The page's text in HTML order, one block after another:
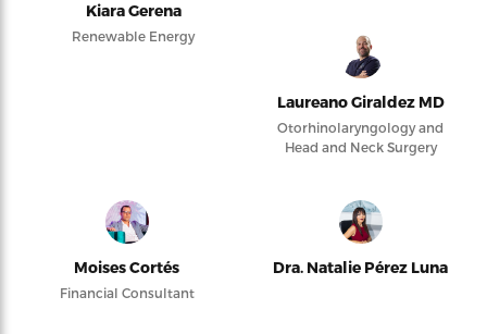
Kiara Gerena
Renewable Energy
Laureano Giraldez MD
Otorhinolaryngology and
Head and Neck Surgery
Moises Cortés
Financial Consultant
Dra. Natalie Pérez Luna